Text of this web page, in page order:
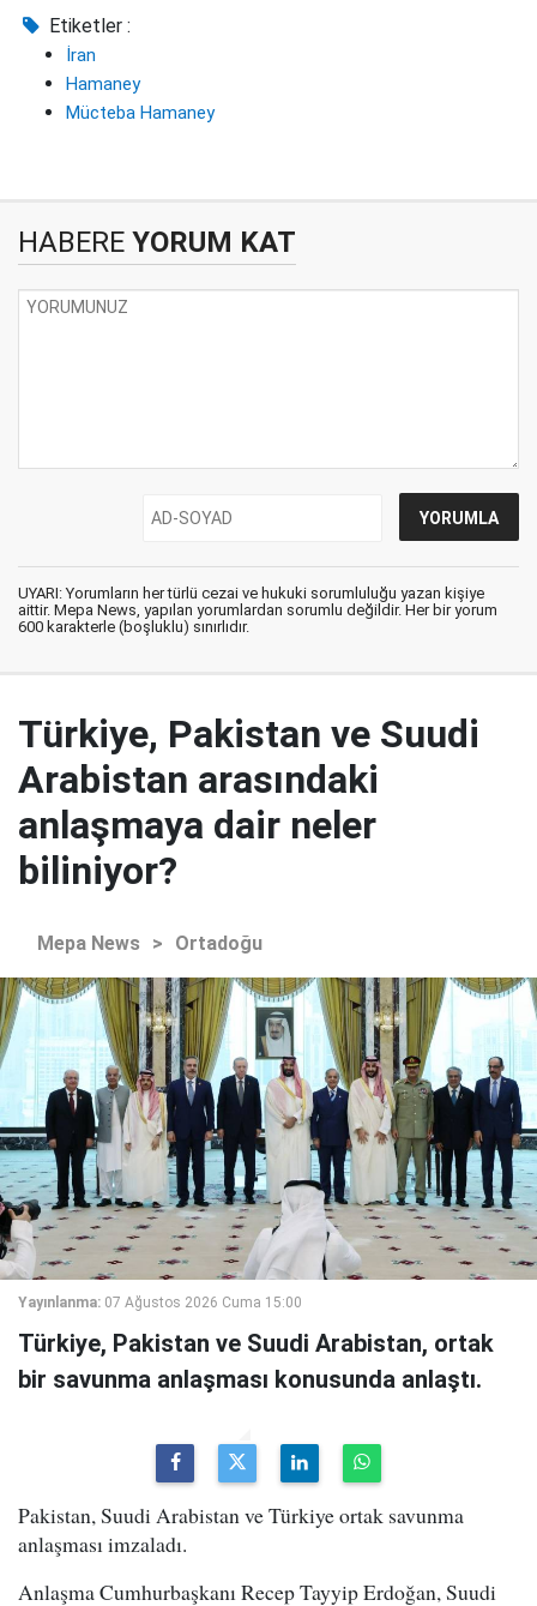
Etiketler :
İran
Hamaney
Mücteba Hamaney
HABERE YORUM KAT
UYARI: Yorumların her türlü cezai ve hukuki sorumluluğu yazan kişiye
aittir. Mepa News, yapılan yorumlardan sorumlu değildir. Her bir yorum
600 karakterle (boşluklu) sınırlıdır.
Türkiye, Pakistan ve Suudi
Arabistan arasındaki
anlaşmaya dair neler
biliniyor?
Mepa News > Ortadoğu
Yayınlanma: 07 Ağustos 2026 Cuma 15:00
Türkiye, Pakistan ve Suudi Arabistan, ortak
bir savunma anlaşması konusunda anlaştı.
Pakistan, Suudi Arabistan ve Türkiye ortak savunma
anlaşması imzaladı.
Anlaşma Cumhurbaşkanı Recep Tayyip Erdoğan, Suudi